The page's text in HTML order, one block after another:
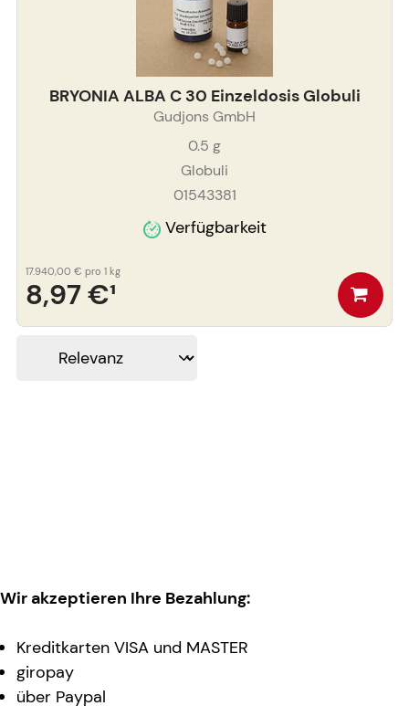
BRYONIA ALBA C 30 Einzeldosis Globuli
Gudjons GmbH
0.5 g
Globuli
01543381
Verfügbarkeit
8,97 €¹
17.940,00 € pro 1 kg
Wir akzeptieren Ihre Bezahlung:
Kreditkarten VISA und MASTER
giropay
über Paypal